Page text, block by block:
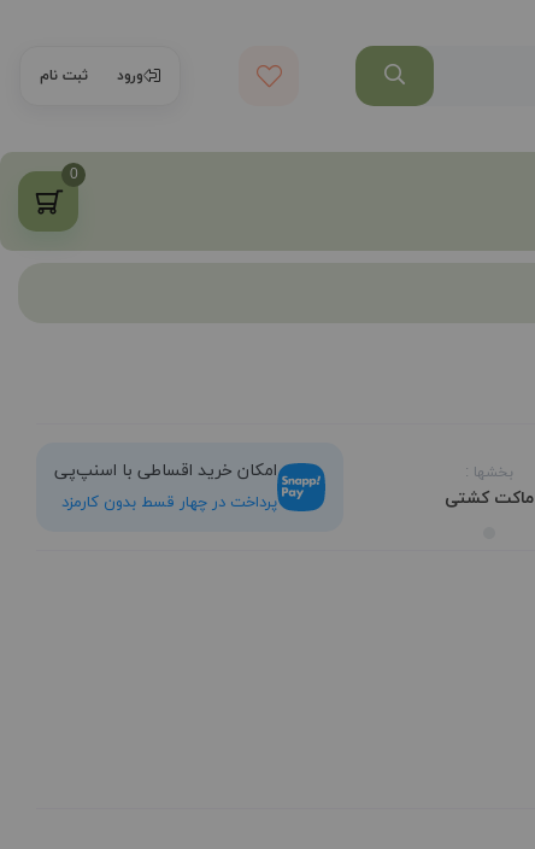
ورود ثبت نام
0
بخشها :
ماکت کشتی
امکان خرید اقساطی با اسنپ‌پی
پرداخت در چهار قسط بدون کارمزد